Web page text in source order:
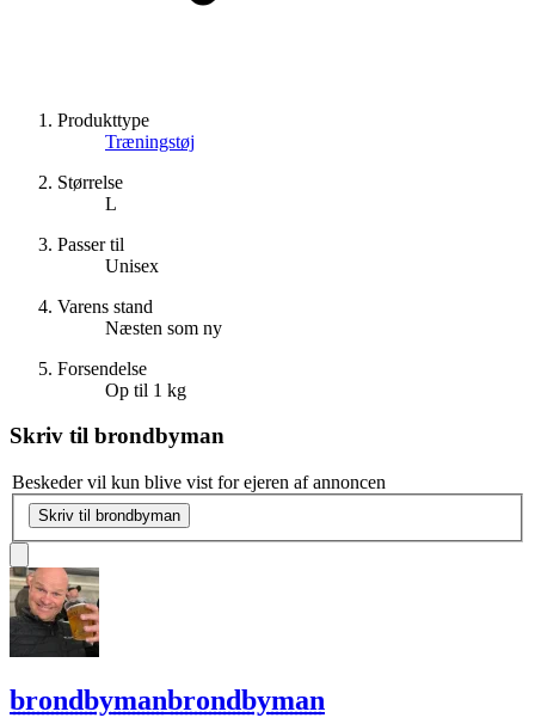
Produkttype
Træningstøj
Størrelse
L
Passer til
Unisex
Varens stand
Næsten som ny
Forsendelse
Op til 1 kg
Skriv til brondbyman
Beskeder vil kun blive vist for ejeren af annoncen
Skriv til brondbyman
brondbymanbrondbyman